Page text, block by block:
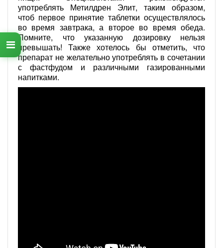
употреблять Метилдрен Элит, таким образом,
чтоб первое принятие таблетки осуществлялось
во время завтрака, а второе во время обеда.
Помните, что указанную дозировку нельзя
превышать! Также хотелось бы отметить, что
препарат не желательно употреблять в сочетании
с фастфудом и различными газированными
напитками.